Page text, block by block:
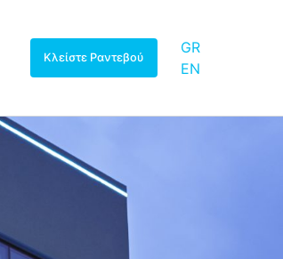
Κλείστε Ραντεβού
GR
EN